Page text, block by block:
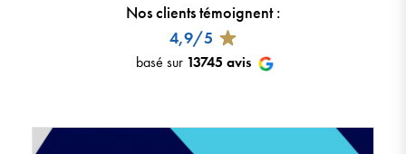
Nos clients témoignent:
4,9/5
basé sur 13745 avis